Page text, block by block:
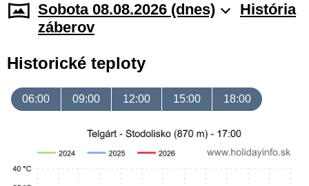
Sobota 08.08.2026 (dnes)
História
záberov
Historické teploty
06:00 09:00 12:00 15:00 18:00